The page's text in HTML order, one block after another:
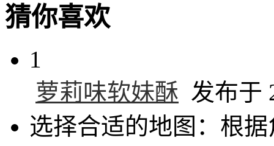
猜你喜欢
1
萝莉味软妹酥 发布于
选择合适的地图：根